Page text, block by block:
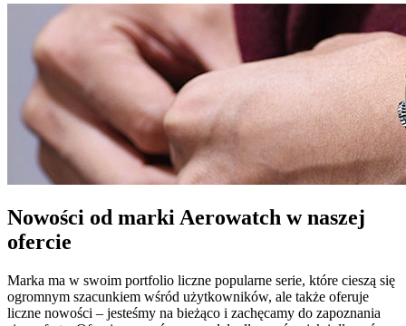
Nowości od marki Aerowatch w naszej
ofercie
Marka ma w swoim portfolio liczne popularne serie, które cieszą się
ogromnym szacunkiem wśród użytkowników, ale także oferuje
liczne nowości – jesteśmy na bieżąco i zachęcamy do zapoznania